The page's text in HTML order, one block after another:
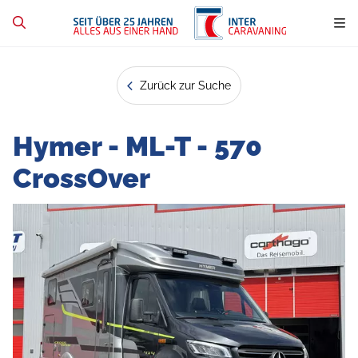
Zurück zur Suche
Hymer - ML-T - 570
CrossOver